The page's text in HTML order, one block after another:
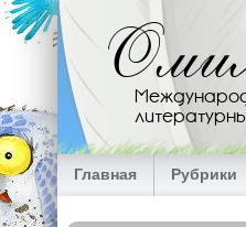
Перейти к основному содержанию
Главная Рубрики